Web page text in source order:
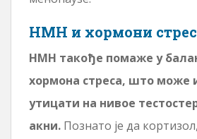
НМН и хормони
НМН такође помаже у
хормона стреса, што може
утицати на нивое
акни. Познато је да